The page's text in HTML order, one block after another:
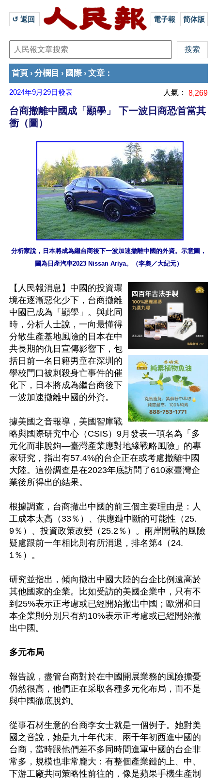
↺ 返回 電子報 简体版
首頁 › 分欄目 › 國際› 文章 ：
2024年9月29日發表 人氣： 8,269
台商撤離中國成「顯學」 下一波日商恐首當其
衝（圖）
分析家說，日本將成為繼台商後下一波加速撤離中國的外資。示意圖，
圖為日產汽車2023 Nissan Ariya。（李奧／大紀元）
【人民報消息】中國的投資環
境在逐漸惡化少下，台商撤離
中國已成為「顯學」。與此同
時，分析人士說，一向最懂得
分散生產基地風險的日本在中
共長期的仇日宣傳影響下，包
括日前一名日籍男童在深圳的
學校門口被刺殺身亡事件的催
化下，日本將成為繼台商後下
一波加速撤離中國的外資。
據美國之音報導，美國智庫戰
略與國際研究中心（CSIS）9月發表一項名為「多
元化而非脫鉤—臺灣產業應對地緣戰略風險」的專
家研究，指出有57.4%的台企正在或考慮撤離中國
大陸。這份調查是在2023年底訪問了610家臺灣企
業後所得出的結果。
根據調查，台商撤出中國的前三個主要理由是：人
工成本太高（33％）、供應鏈中斷的可能性（25.
9％）、投資政策改變（25.2％）。兩岸開戰的風險
疑慮跟前一年相比則有所消退，排名第4（24.
1％）。
研究並指出，傾向撤出中國大陸的台企比例遠高於
其他國家的企業。比如受訪的美國企業中，只有不
到25%表示正考慮或已經開始撤出中國；歐洲和日
本企業則分別只有約10%表示正考慮或已經開始撤
出中國。
多元布局
報告說，盡管台商對於在中國開展業務的風險擔憂
仍然很高，他們正在采取各種多元化布局，而不是
與中國徹底脫鉤。
從事石材生意的台商李女士就是一個例子。她對美
國之音說，她是九十年代末、兩千年初西進中國的
台商，當時跟他們差不多同時間進軍中國的台企非
常多，規模也非常龐大：有整個產業鏈的上、中、
下游工廠共同策略性前往的，像是蘋果手機生產制